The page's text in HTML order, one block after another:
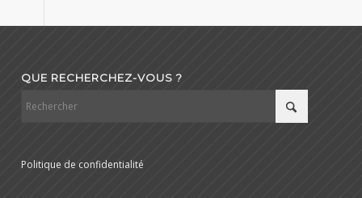
QUE RECHERCHEZ-VOUS ?
Politique de confidentialité